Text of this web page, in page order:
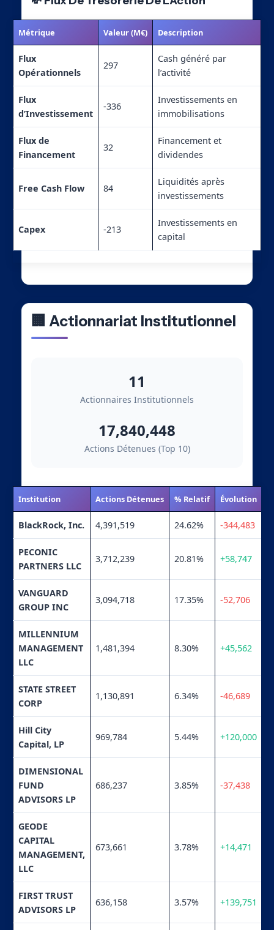
Métrique Valeur (M€) Description
Flux
Opérationnels
297
Cash généré par
l’activité
Flux
d’Investissement
-336
Investissements en
immobilisations
Flux de
Financement
32
Financement et
dividendes
Free Cash Flow 84
Liquidités après
investissements
Capex -213
Investissements en
capital
🏢 Actionnariat Institutionnel
11
Actionnaires Institutionnels
17,840,448
Actions Détenues (Top 10)
Institution Actions Détenues % Relatif Évolution
BlackRock, Inc. 4,391,519 24.62% -344,483
PECONIC
PARTNERS LLC
3,712,239 20.81% +58,747
VANGUARD
GROUP INC
3,094,718 17.35% -52,706
MILLENNIUM
MANAGEMENT
LLC
1,481,394 8.30% +45,562
STATE STREET
CORP
1,130,891 6.34% -46,689
Hill City
Capital, LP
969,784 5.44% +120,000
DIMENSIONAL
FUND
ADVISORS LP
686,237 3.85% -37,438
GEODE
CAPITAL
MANAGEMENT,
LLC
673,661 3.78% +14,471
FIRST TRUST
ADVISORS LP
636,158 3.57% +139,751